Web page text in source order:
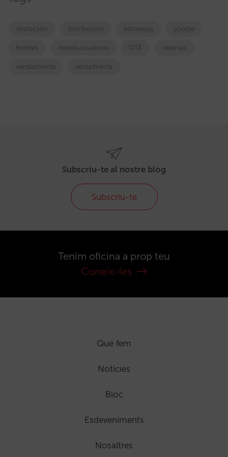
destacado distribucion estrategia google
hoteles metabuscadores OTA reservas
vendadirecta ventadirecta
Subscriu-te al nostre blog
Subscriu-te
Tenim oficina a prop teu
Coneix-les
Que fem
Notícies
Bloc
Esdeveniments
Nosaltres